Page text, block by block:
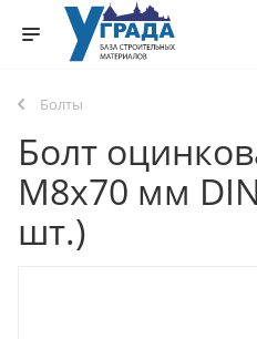
Болты
Болт
M8x70 мм
шт.)